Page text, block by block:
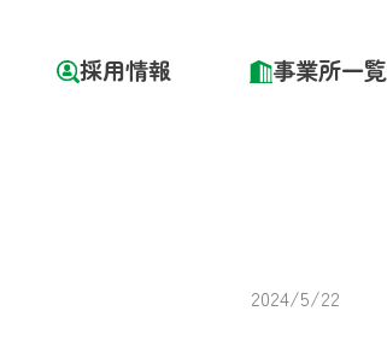
採用情報 事業所一覧
2024/5/22